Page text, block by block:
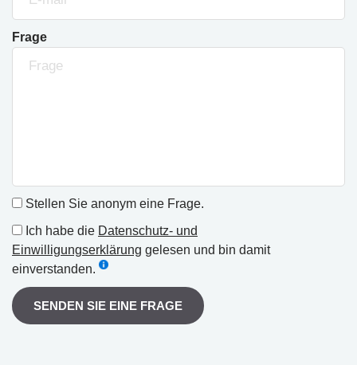
Frage
Stellen Sie anonym eine Frage.
Ich habe die Datenschutz- und
Einwilligungserklärung gelesen und bin damit
einverstanden.
SENDEN SIE EINE FRAGE